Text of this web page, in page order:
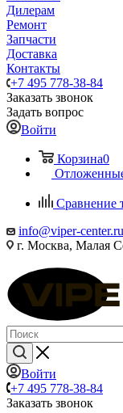
Дилерам
Ремонт
Запчасти
Доставка
Контакты
+7 495 778-38-84
Заказать звонок
Задать вопрос
Войти
Корзина0
Сравнение
info@viper-center.ru
г. Москва, Малая
Войти
+7 495 778-38-84
Заказать звонок